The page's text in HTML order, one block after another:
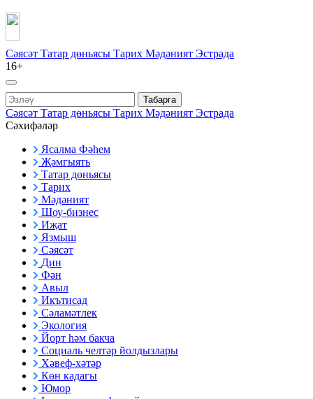
Сәясәт Татар дөньясы Тарих Мәдәният Эстрада
16+
Табарга
Сәясәт Татар дөньясы Тарих Мәдәният Эстрада
Сәхифәләр
Ясалма Фәһем
Җәмгыять
Татар дөньясы
Тарих
Мәдәният
Шоу-бизнес
Иҗат
Язмыш
Сәясәт
Дин
Фән
Авыл
Икътисад
Сәламәтлек
Экология
Йорт һәм бакча
Социаль челтәр йолдызлары
Хәвеф-хәтәр
Көн кадагы
Юмор